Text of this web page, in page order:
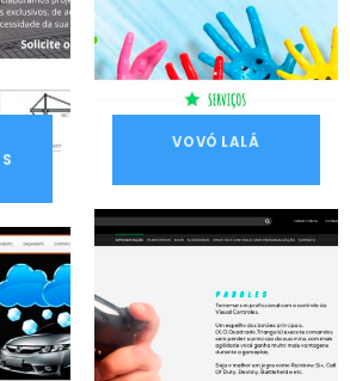
VOVÓ LALÁ